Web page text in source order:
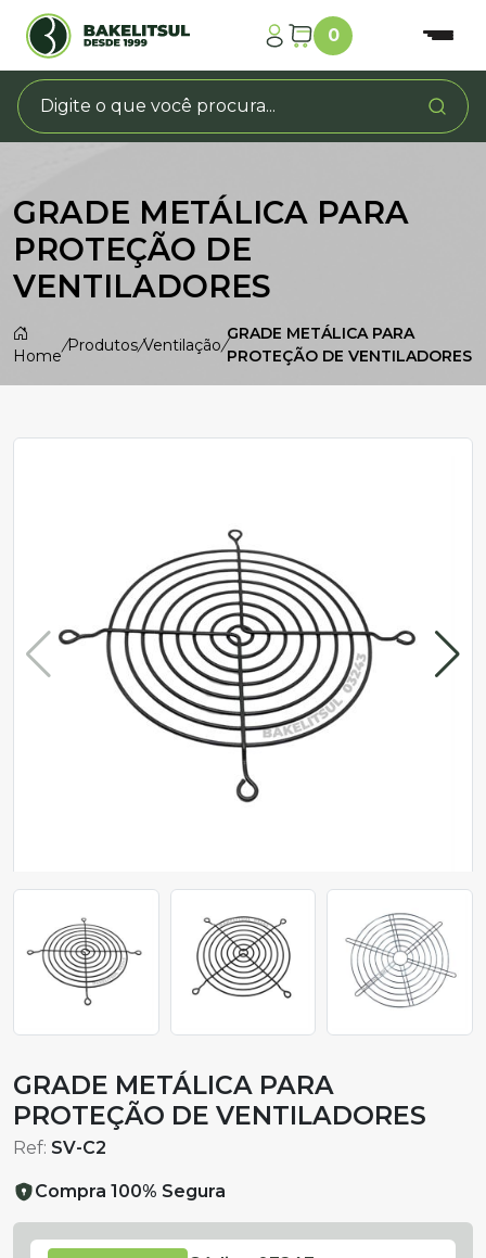
0
GRADE METÁLICA PARA
PROTEÇÃO DE
VENTILADORES
Home
/Produtos/Ventilação/
GRADE METÁLICA PARA
PROTEÇÃO DE VENTILADORES
GRADE METÁLICA PARA
PROTEÇÃO DE VENTILADORES
Ref: SV-C2
Compra 100% Segura